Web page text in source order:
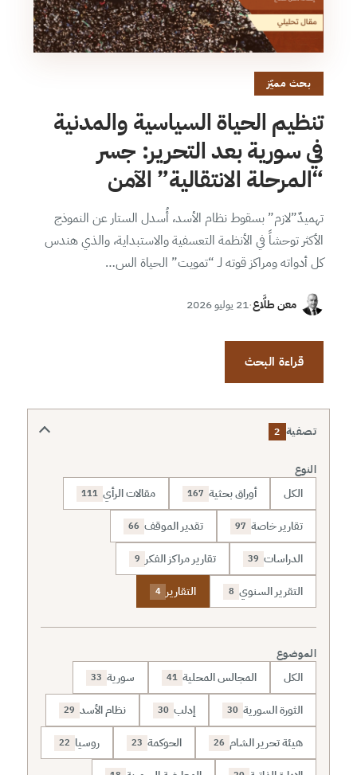
بحث مميّز
تنظيم الحياة السياسية والمدنية
في سورية بعد التحرير: جسر
“المرحلة الانتقالية” الآمن
تهميدٌ”لازم” بسقوط نظام الأسد، أُسدل الستار عن النموذج
الأكثر توحشاً في الأنظمة التعسفية والاستبداية، والذي هندس
كل أدواته ومراكز قوته لـ “تمويت” الحياة الس…
معن طلَّاع·21 يوليو 2026
قراءة البحث
تصفية 2
النوع
الكل أوراق بحثية 167 مقالات الرأي 111
تقارير خاصة 97 تقدير الموقف 66
الدراسات 39 تقارير مراكز الفكر 9
التقرير السنوي 8 التقارير 4
الموضوع
الكل المجالس المحلية 41 سورية 33
الثورة السورية 30 إدلب 30 نظام الأسد 29
هيئة تحرير الشام 26 الحوكمة 23 روسيا 22